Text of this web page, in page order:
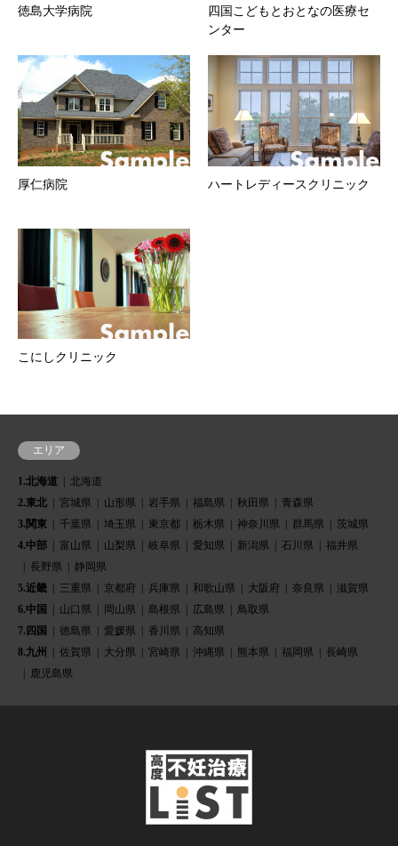
徳島大学病院
四国こどもとおとなの医療セ
ンター
厚仁病院 ハートレディースクリニック
こにしクリニック
エリア
1.北海道
北海道
2.東北
宮城県 山形県 岩手県 福島県 秋田県
青森県
3.関東
千葉県 埼玉県 東京都 栃木県 神奈川県 群馬県
茨城県
4.中部
富山県 山梨県 岐阜県 愛知県 新潟県 石川県
福井県
長野県
静岡県
5.近畿
三重県 京都府 兵庫県 和歌山県 大阪府 奈良県
滋賀県
6.中国
山口県 岡山県 島根県 広島県
鳥取県
7.四国
徳島県 愛媛県 香川県
高知県
8.九州
佐賀県 大分県 宮崎県 沖縄県 熊本県 福岡県
長崎県
鹿児島県